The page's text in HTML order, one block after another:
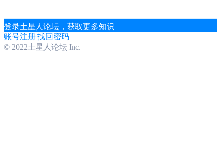
登录土星人论坛，获取更多知识
账号注册 找回密码
© 2022土星人论坛 Inc.